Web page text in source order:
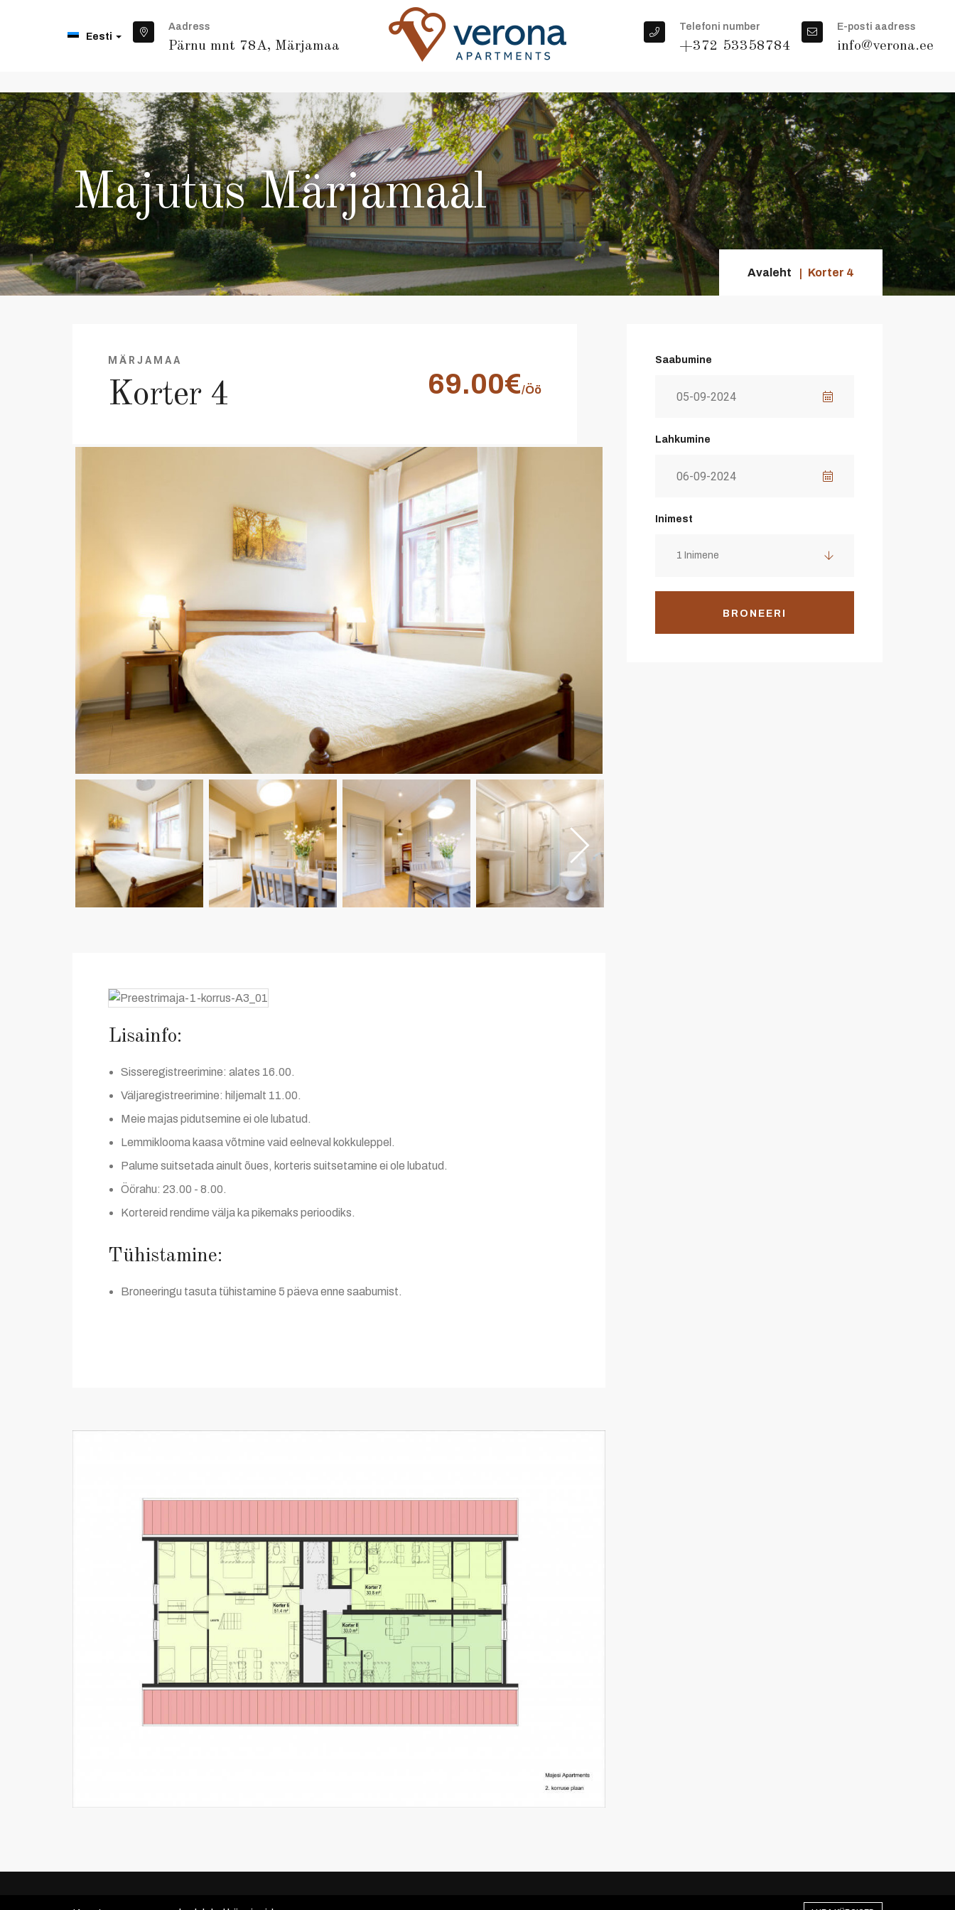
Eesti
Aadress
Pärnu mnt 78A, Märjamaa
Telefoni number
+372 53358784
E-posti aadress
info@verona.ee
Majutus Märjamaal
Avaleht Korter 4
MÄRJAMAA
Korter 4 69.00€/Öö
Lisainfo:
Sisseregistreerimine: alates 16.00.
Väljaregistreerimine: hiljemalt 11.00.
Meie majas pidutsemine ei ole lubatud.
Lemmiklooma kaasa võtmine vaid eelneval kokkuleppel.
Palume suitsetada ainult õues, korteris suitsetamine ei ole lubatud.
Öörahu: 23.00 - 8.00.
Kortereid rendime välja ka pikemaks perioodiks.
Tühistamine:
Broneeringu tasuta tühistamine 5 päeva enne saabumist.
Saabumine
Lahkumine
Inimest
1 Inimene
BRONEERI